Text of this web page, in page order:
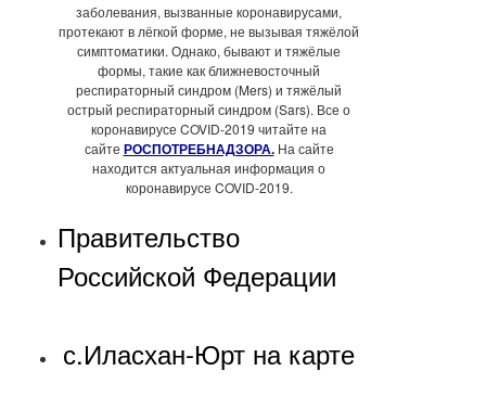
заболевания, вызванные коронавирусами,
протекают в лёгкой форме, не вызывая тяжёлой
симптоматики. Однако, бывают и тяжёлые
формы, такие как ближневосточный
респираторный синдром (Mers) и тяжёлый
острый респираторный синдром (Sars). Все о
коронавирусе COVID-2019 читайте на
сайте РОСПОТРЕБНАДЗОРА.На сайте
находится актуальная информация о
коронавирусе COVID-2019.
Правительство
Российской Федерации
с.Иласхан-Юрт на карте